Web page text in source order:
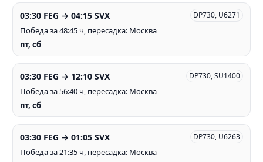
03:30 FEG → 04:15 SVX DP730, U6271
Победа за 48:45 ч, пересадка: Москва
пт, сб
03:30 FEG → 12:10 SVX DP730, SU1400
Победа за 56:40 ч, пересадка: Москва
пт, сб
03:30 FEG → 01:05 SVX DP730, U6263
Победа за 21:35 ч, пересадка: Москва